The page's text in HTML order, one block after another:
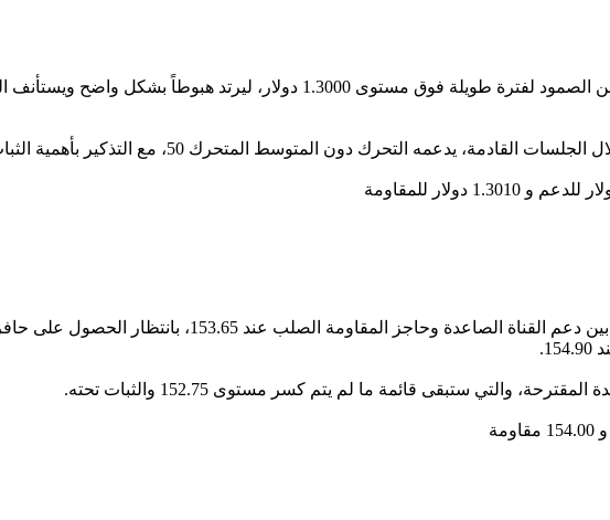
لم يتمكن سعر الجنيه الاسترليني مقابل الدولار من الصمود لفترة طويلة
دون المتوسط ​​المتحرك 50، مع التذكير بأهمية الثبات دون 1.3000 دولار لمواصلة الاتجاه الهابط.
ينحصر سعر الدولار الأميركي مقابل الين الياباني بين